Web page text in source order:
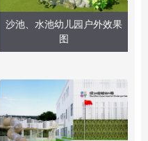
沙池、水池幼儿园户外效果
图